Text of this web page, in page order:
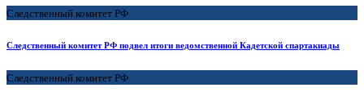
Следственный комитет РФ
Следственный комитет РФ подвел итоги ведомственной Кадетской спартакиады
Следственный комитет РФ